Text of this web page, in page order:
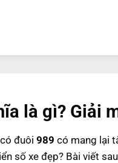
là gì? Giải
đuôi 989 có mang lại
số xe đẹp? Bài viết